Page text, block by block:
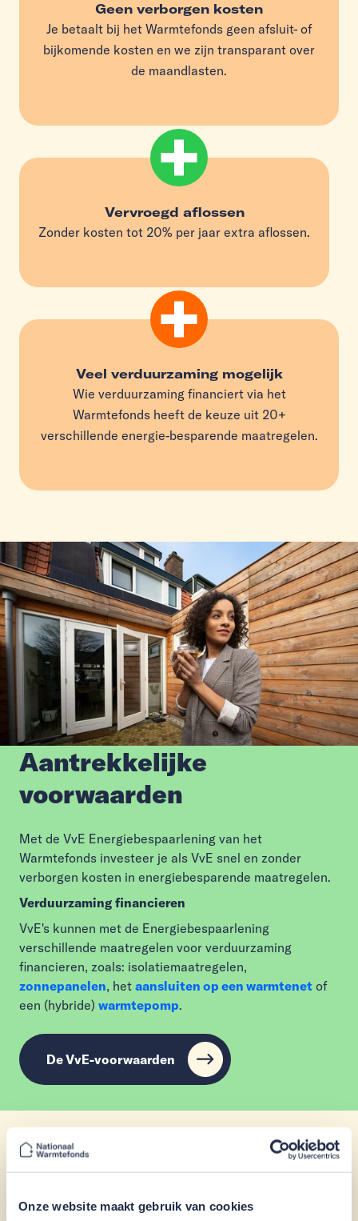
Onze website maakt gebruik van cookies
Geen verborgen kosten
Je betaalt bij het Warmtefonds geen afsluit- of
bijkomende kosten en we zijn transparant over
de maandlasten.
Vervroegd aflossen
Zonder kosten tot 20% per jaar extra aflossen.
Veel verduurzaming mogelijk
Wie verduurzaming financiert via het
Warmtefonds heeft de keuze uit 20+
verschillende energie-besparende maatregelen.
Aantrekkelijke
voorwaarden
Met de VvE Energiebespaarlening van het
Warmtefonds investeer je als VvE snel en zonder
verborgen kosten in energiebesparende maatregelen.
Verduurzaming financieren
VvE's kunnen met de Energiebespaarlening
verschillende maatregelen voor verduurzaming
financieren, zoals: isolatiemaatregelen,
zonnepanelen, het aansluiten op een warmtenet of
een (hybride) warmtepomp.
De VvE-voorwaarden
Ontdek de voordelen
Waarom nu investeren in